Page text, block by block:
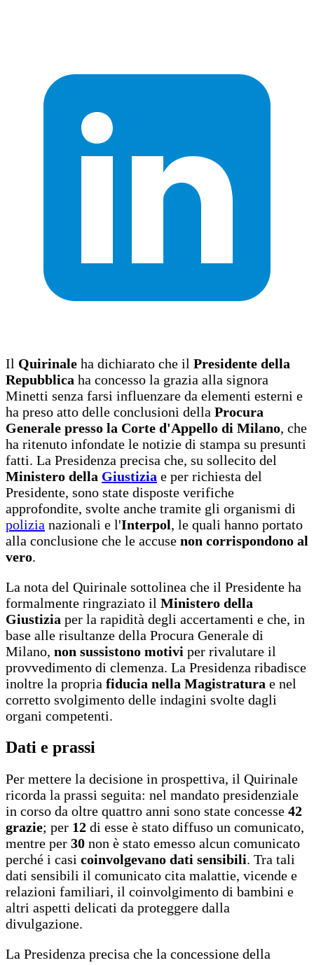
Il Quirinale ha dichiarato che il Presidente della
Repubblica ha concesso la grazia alla signora
Minetti senza farsi influenzare da elementi esterni e
ha preso atto delle conclusioni della Procura
Generale presso la Corte d'Appello di Milano, che
ha ritenuto infondate le notizie di stampa su presunti
fatti. La Presidenza precisa che, su sollecito del
Ministero della Giustizia e per richiesta del
Presidente, sono state disposte verifiche
approfondite, svolte anche tramite gli organismi di
polizia nazionali e l'Interpol, le quali hanno portato
alla conclusione che le accuse non corrispondono al
vero.
La nota del Quirinale sottolinea che il Presidente ha
formalmente ringraziato il Ministero della
Giustizia per la rapidità degli accertamenti e che, in
base alle risultanze della Procura Generale di
Milano, non sussistono motivi per rivalutare il
provvedimento di clemenza. La Presidenza ribadisce
inoltre la propria fiducia nella Magistratura e nel
corretto svolgimento delle indagini svolte dagli
organi competenti.
Dati e prassi
Per mettere la decisione in prospettiva, il Quirinale
ricorda la prassi seguita: nel mandato presidenziale
in corso da oltre quattro anni sono state concesse 42
grazie; per 12 di esse è stato diffuso un comunicato,
mentre per 30 non è stato emesso alcun comunicato
perché i casi coinvolgevano dati sensibili. Tra tali
dati sensibili il comunicato cita malattie, vicende e
relazioni familiari, il coinvolgimento di bambini e
altri aspetti delicati da proteggere dalla
divulgazione.
La Presidenza precisa che la concessione della